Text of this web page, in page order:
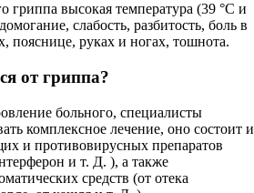
гриппа высокая температура (39 °C и
слабость, разбитость, боль в
пояснице, руках и ногах, тошнота.
от гриппа?
больного, специалисты
комплексное лечение, оно состоит
и противовирусных препаратов
и т. Д. ), а также
средств (от отека